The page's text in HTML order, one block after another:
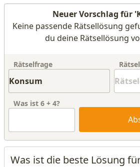
Neuer Vorschlag für
Keine passende Rätsellösung
du deine Rätsellösung
Rätselfrage
Was ist 6 + 4?
Was ist die beste Lösung